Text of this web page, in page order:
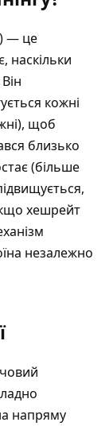
— це
наскільки
кожні
щоб
близько
(більше
хешрейт
незалежно
напряму